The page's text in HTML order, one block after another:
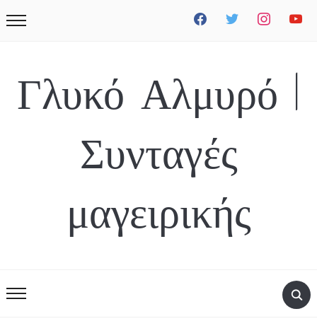
facebook twitter instagramyoutube
Γλυκό Αλμυρό |
Συνταγές
μαγειρικής